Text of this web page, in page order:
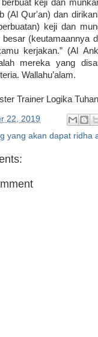
keji dan
(Al Qur'an) dan
keji dan
besar (keutamaannya
kerjakan.” (Al
mereka yang
Wallahu’alam.
Trainer Logika
22, 2019
yang akan dapat ridha